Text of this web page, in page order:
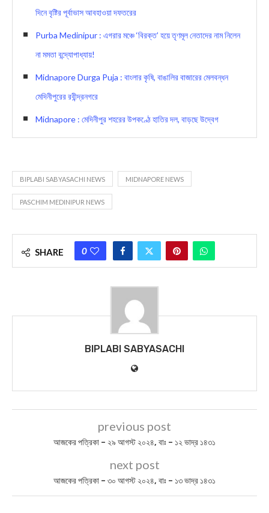
দিনে বৃষ্টির পূর্বাভাস আবহাওয়া দফতরের
Purba Medinipur : এগরার মঞ্চে ‘বিরক্ত’ হয়ে তৃণমূল নেতাদের নাম নিলেন
না মমতা বন্দ্যোপাধ্যায়!
Midnapore Durga Puja : বাংলার কৃষি, বাঙালির বাজারের মেলবন্ধন
মেদিনীপুরের রবীন্দ্রনগরে
Midnapore : মেদিনীপুর শহরের উপকণ্ঠে হাতির দল, বাড়ছে উদ্বেগ
BIPLABI SABYASACHI NEWS MIDNAPORE NEWS
PASCHIM MEDINIPUR NEWS
SHARE 0
BIPLABI SABYASACHI
previous post
আজকের পত্রিকা – ২৯ আগস্ট ২০২৪, বাঃ – ১২ ভাদ্র ১৪৩১
next post
আজকের পত্রিকা – ৩০ আগস্ট ২০২৪, বাঃ – ১৩ ভাদ্র ১৪৩১